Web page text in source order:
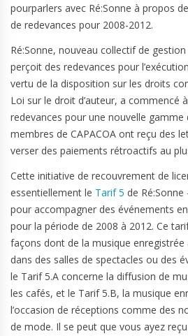
pourparlers avec Ré:Sonne à propos
de redevances pour 2008-2012.
Ré:Sonne, nouveau collectif de
perçoit des redevances pour
vertu de la disposition sur les droits
Loi sur le droit d’auteur, a commencé
redevances pour une nouvelle gamme
membres de CAPACOA ont reçu des
verser des paiements rétroactifs au
Cette initiative de recouvrement de
essentiellement le Tarif 5 de
pour accompagner des événements
pour la période de 2008 à 2012. Ce
façons dont de la musique
dans des salles de spectacles ou des
le Tarif 5.A concerne la diffusion de
les cafés, et le Tarif 5.B, la musique
l’occasion de réceptions comme des
de mode. Il se peut que vous ayez